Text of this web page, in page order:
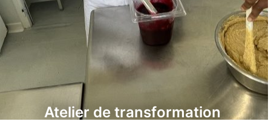
Atelier de transformation